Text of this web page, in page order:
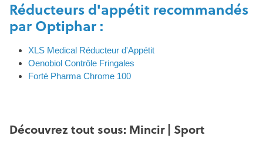
Réducteurs d'appétit recommandés
par Optiphar :
XLS Medical Réducteur d'Appétit
Oenobiol Contrôle Fringales
Forté Pharma Chrome 100
Découvrez tout sous: Mincir | Sport